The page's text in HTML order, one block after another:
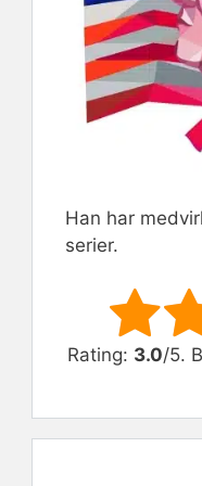
Han har
serier.
Rate this item:
Rating: 3.0/5.